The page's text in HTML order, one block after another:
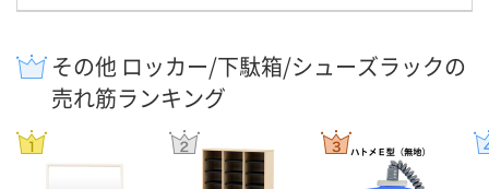
その他 ロッカー/下駄箱/シューズラックの
売れ筋ランキング